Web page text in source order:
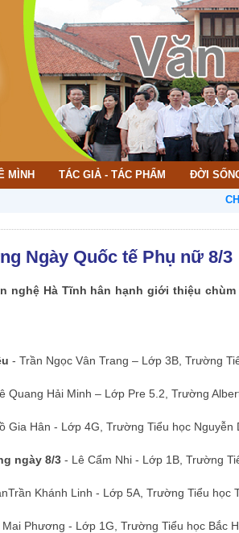
MÌNH TÁC GIẢ - TÁC PHẨM ĐỜI
CHÀO
Ngày Quốc tế Phụ nữ 8/3
nghệ Hà Tĩnh hân hạnh giới thiệu
- Trần Ngọc Vân Trang – Lớp 3B, Trường
Quang Hải Minh – Lớp Pre 5.2, Trường
Gia Hân - Lớp 4G, Trường Tiểu học Nguyễn
ngày 8/3- Lê Cẩm Nhi - Lớp 1B, Trường
Khánh Linh - Lớp 5A, Trường Tiểu học
Mai Phương - Lớp 1G, Trường Tiểu học Bắc